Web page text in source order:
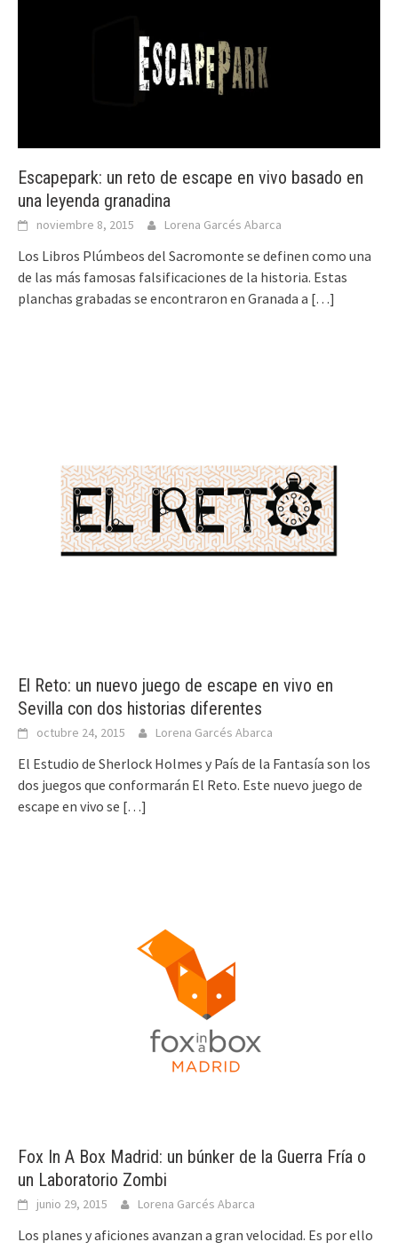
Escapepark: un reto de escape en vivo basado en
una leyenda granadina
noviembre 8, 2015 Lorena Garcés Abarca
Los Libros Plúmbeos del Sacromonte se definen como una
de las más famosas falsificaciones de la historia. Estas
planchas grabadas se encontraron en Granada a […]
El Reto: un nuevo juego de escape en vivo en
Sevilla con dos historias diferentes
octubre 24, 2015 Lorena Garcés Abarca
El Estudio de Sherlock Holmes y País de la Fantasía son los
dos juegos que conformarán El Reto. Este nuevo juego de
escape en vivo se […]
Fox In A Box Madrid: un búnker de la Guerra Fría o
un Laboratorio Zombi
junio 29, 2015 Lorena Garcés Abarca
Los planes y aficiones avanzan a gran velocidad. Es por ello